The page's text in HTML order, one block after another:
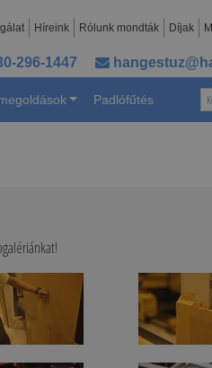
Híreink Rólunk mondták Díjak
296-1447
Padlófűtés